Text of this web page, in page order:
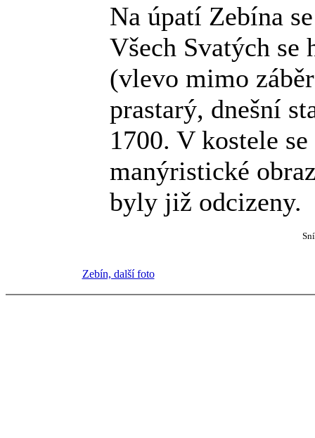
Na úpatí Zebína
Všech Svatých
(vlevo mimo
prastarý, dnešní
1700. V kostele
manýristické
byly již odcizeny.
Zebín, další foto